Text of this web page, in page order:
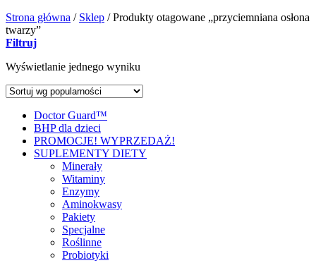
Strona główna / Sklep /Produkty otagowane „przyciemniana osłona
twarzy”
Filtruj
Wyświetlanie jednego wyniku
Doctor Guard™
BHP dla dzieci
PROMOCJE! WYPRZEDAŻ!
SUPLEMENTY DIETY
Minerały
Witaminy
Enzymy
Aminokwasy
Pakiety
Specjalne
Roślinne
Probiotyki